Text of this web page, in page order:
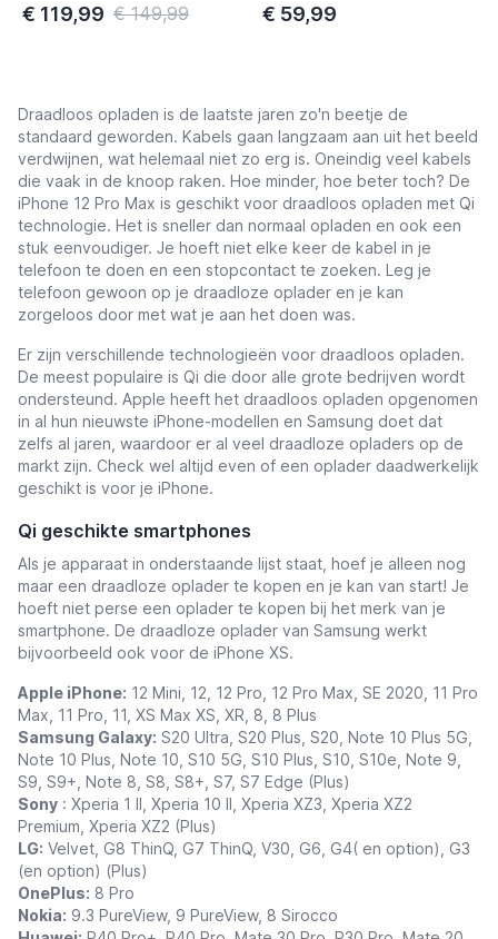
€ 119,99 € 149,99 € 59,99
Draadloos opladen is de laatste jaren zo'n beetje de
standaard geworden. Kabels gaan langzaam aan uit het beeld
verdwijnen, wat helemaal niet zo erg is. Oneindig veel kabels
die vaak in de knoop raken. Hoe minder, hoe beter toch? De
iPhone 12 Pro Max is geschikt voor draadloos opladen met Qi
technologie. Het is sneller dan normaal opladen en ook een
stuk eenvoudiger. Je hoeft niet elke keer de kabel in je
telefoon te doen en een stopcontact te zoeken. Leg je
telefoon gewoon op je draadloze oplader en je kan
zorgeloos door met wat je aan het doen was.
Er zijn verschillende technologieën voor draadloos opladen.
De meest populaire is Qi die door alle grote bedrijven wordt
ondersteund. Apple heeft het draadloos opladen opgenomen
in al hun nieuwste iPhone-modellen en Samsung doet dat
zelfs al jaren, waardoor er al veel draadloze opladers op de
markt zijn. Check wel altijd even of een oplader daadwerkelijk
geschikt is voor je iPhone.
Qi geschikte smartphones
Als je apparaat in onderstaande lijst staat, hoef je alleen nog
maar een draadloze oplader te kopen en je kan van start! Je
hoeft niet perse een oplader te kopen bij het merk van je
smartphone. De draadloze oplader van Samsung werkt
bijvoorbeeld ook voor de iPhone XS.
Apple iPhone: 12 Mini, 12, 12 Pro, 12 Pro Max, SE 2020, 11 Pro
Max, 11 Pro, 11, XS Max XS, XR, 8, 8 Plus
Samsung Galaxy: S20 Ultra, S20 Plus, S20, Note 10 Plus 5G,
Note 10 Plus, Note 10, S10 5G, S10 Plus, S10, S10e, Note 9,
S9, S9+, Note 8, S8, S8+, S7, S7 Edge (Plus)
Sony : Xperia 1 II, Xperia 10 II, Xperia XZ3, Xperia XZ2
Premium, Xperia XZ2 (Plus)
LG: Velvet, G8 ThinQ, G7 ThinQ, V30, G6, G4( en option), G3
(en option) (Plus)
OnePlus: 8 Pro
Nokia: 9.3 PureView, 9 PureView, 8 Sirocco